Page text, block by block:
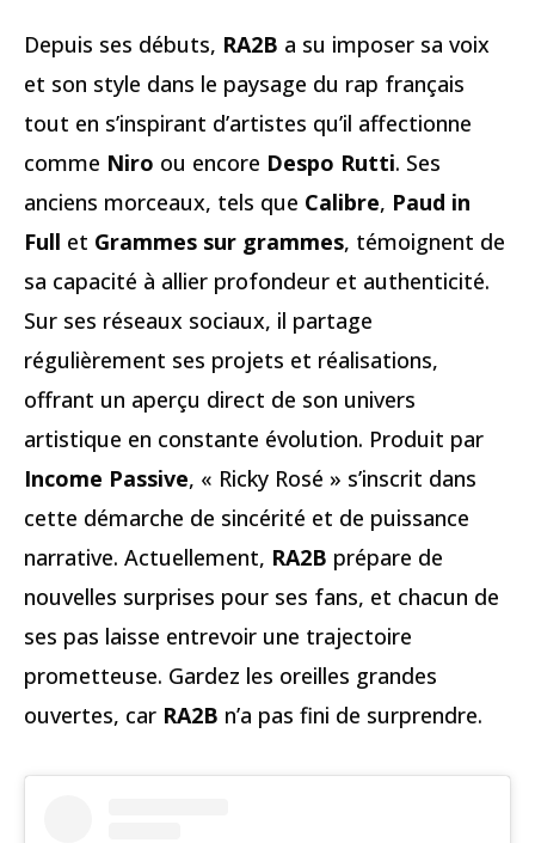
Depuis ses débuts, RA2B a su imposer sa voix
et son style dans le paysage du rap français
tout en s’inspirant d’artistes qu’il affectionne
comme Niro ou encore Despo Rutti. Ses
anciens morceaux, tels que Calibre, Paud in
Full et Grammes sur grammes, témoignent de
sa capacité à allier profondeur et authenticité.
Sur ses réseaux sociaux, il partage
régulièrement ses projets et réalisations,
offrant un aperçu direct de son univers
artistique en constante évolution. Produit par
Income Passive, « Ricky Rosé » s’inscrit dans
cette démarche de sincérité et de puissance
narrative. Actuellement, RA2B prépare de
nouvelles surprises pour ses fans, et chacun de
ses pas laisse entrevoir une trajectoire
prometteuse. Gardez les oreilles grandes
ouvertes, car RA2B n’a pas fini de surprendre.